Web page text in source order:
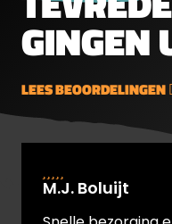
GINGEN
LEES BEOORDELINGEN
M.J. Boluijt